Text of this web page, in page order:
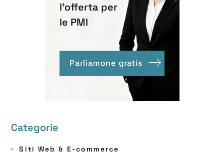
l'offerta per
le PMI
Parliamone gratis
Categorie
Siti Web & E-commerce